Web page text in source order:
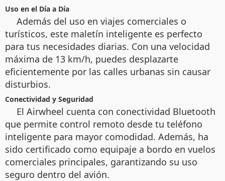
Uso en el Día a Día
Además del uso en viajes comerciales o
turísticos, este maletín inteligente es perfecto
para tus necesidades diarias. Con una velocidad
máxima de 13 km/h, puedes desplazarte
eficientemente por las calles urbanas sin causar
disturbios.
Conectividad y Seguridad
El Airwheel cuenta con conectividad Bluetooth
que permite control remoto desde tu teléfono
inteligente para mayor comodidad. Además, ha
sido certificado como equipaje a bordo en vuelos
comerciales principales, garantizando su uso
seguro dentro del avión.